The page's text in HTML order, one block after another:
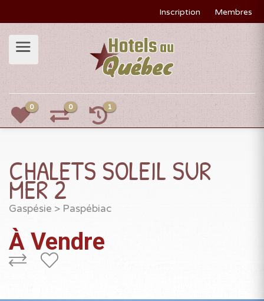
Inscription Membres
0 0 1
CHALETS SOLEIL SUR
MER 2
Gaspésie > Paspébiac
À Vendre